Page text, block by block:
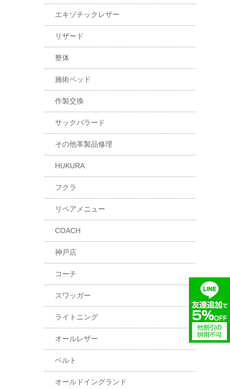
エキゾチックレザー
リザード
整体
施術ベッド
作製交換
サックバラード
その他革製品修理
HUKURA
フクラ
リペアメニュー
COACH
神戸店
コーチ
スワッガー
ライトニング
オールレザー
ベルト
オールドイングランド